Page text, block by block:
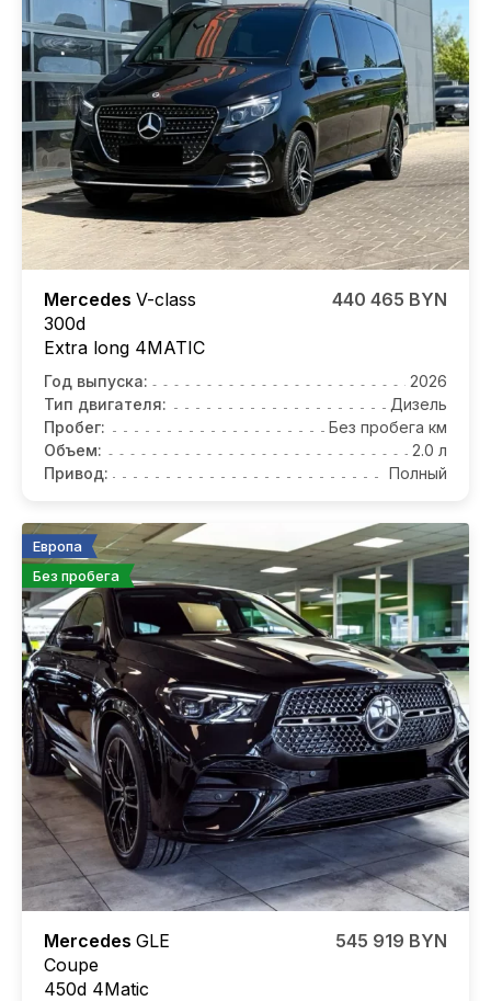
Mercedes V-class
300d
Еxtra long 4MATIС
440 465 BYN
Год выпуска:
2026
Тип двигателя:
Дизель
Пробег:
Без пробега км
Объем:
2.0 л
Привод:
Полный
Европа
Без пробега
Mercedes GLE
Coupe
450d 4Matic
545 919 BYN